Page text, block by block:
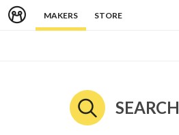
MAKERS STORE
SEARCH